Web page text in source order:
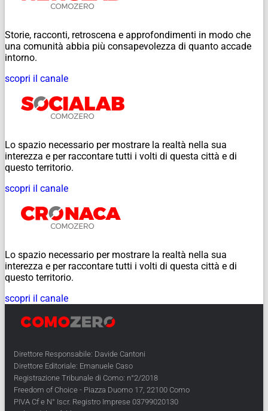
Storie, racconti, retroscena e approfondimenti in modo che
una comunità abbia più consapevolezza di quanto accade
intorno.
scopri il canale
Lo spazio necessario per mostrare la realtà nella sua
interezza e per raccontare tutti i volti di questa città e di
questo territorio.
scopri il canale
Lo spazio necessario per mostrare la realtà nella sua
interezza e per raccontare tutti i volti di questa città e di
questo territorio.
scopri il canale
Direttore Responsabile: Davide Cantoni
Direttore Editoriale: Emanuele Caso
Registrazione Tribunale di Como: n°2/2018
Freedom of Choice - Piazza Duomo 17, 22100 Como
PIVA Cf e N° Iscr. Registro Imprese 03799020130